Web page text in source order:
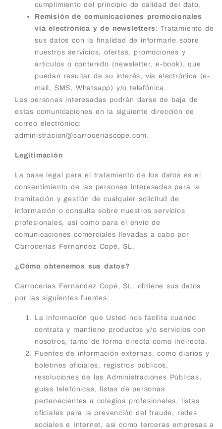
cumplimiento del principio de calidad del dato.
Remisión de comunicaciones promocionales
vía electrónica y de newsletters: Tratamiento de
sus datos con la finalidad de informarle sobre
nuestros servicios, ofertas, promociones y
artículos o contenido (newsletter, e-book), que
puedan resultar de su interés, vía electrónica (e-
mail, SMS, Whatsapp) y/o telefónica.
Las personas interesadas podrán darse de baja de
estas comunicaciones en la siguiente dirección de
correo electrónico:
administracion@carroceriascope.com.
Legitimación
La base legal para el tratamiento de los datos es el
consentimiento de las personas interesadas para la
tramitación y gestión de cualquier solicitud de
información o consulta sobre nuestros servicios
profesionales, así como para el envío de
comunicaciones comerciales llevadas a cabo por
Carrocerías Fernandez Copé, SL.
¿Cómo obtenemos sus datos?
Carrocerías Fernandez Copé, SL. obtiene sus datos
por las siguientes fuentes:
La información que Usted nos facilita cuando
contrata y mantiene productos y/o servicios con
nosotros, tanto de forma directa como indirecta.
Fuentes de información externas, como diarios y
boletines oficiales, registros públicos,
resoluciones de las Administraciones Públicas,
guías telefónicas, listas de personas
pertenecientes a colegios profesionales, listas
oficiales para la prevención del fraude, redes
sociales e Internet, así como terceras empresas a